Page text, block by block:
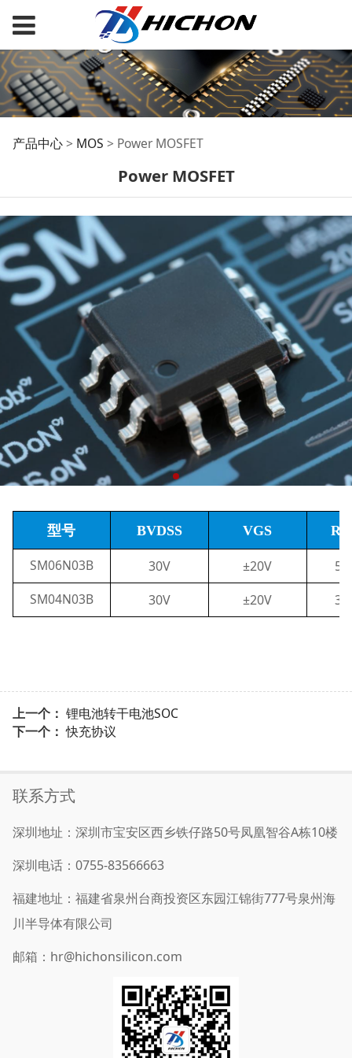
Power MOSFET
产品中心> MOS > Power MOSFET
Power MOSFET
型号 BVDSS VGS
SM06N03B 30V ±20V
SM04N03B
30V ±20V
上一个： 锂电池转干电池SOC
下一个：快充协议
联系方式
深圳地址：深圳市宝安区西乡铁仔路50号凤凰智谷A栋10楼
深圳电话：0755-83566663
福建地址：福建省泉州台商投资区东园江锦街777号泉州海
川半导体有限公司
邮箱：hr@hichonsilicon.com